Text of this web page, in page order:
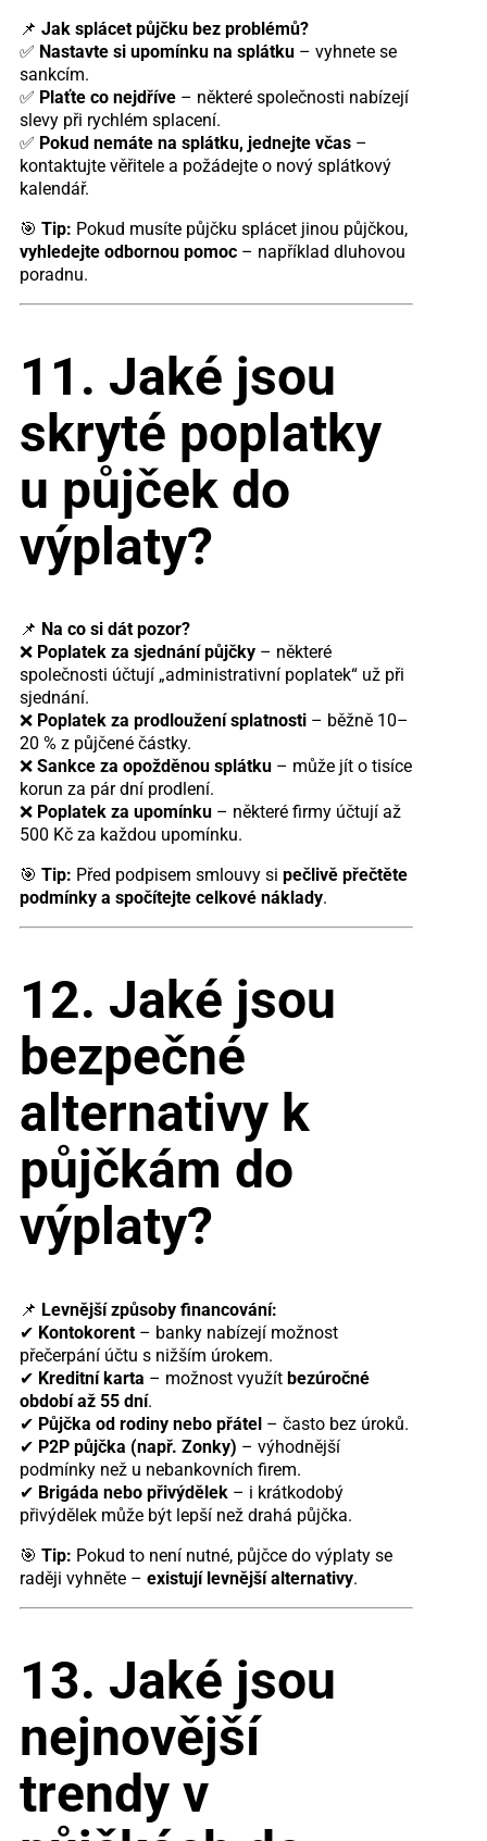
📌 Jak splácet půjčku bez problémů?
✅ Nastavte si upomínku na splátku– vyhnete se
sankcím.
✅ Plaťte co nejdříve– některé společnosti nabízejí
slevy při rychlém splacení.
✅ Pokud nemáte na splátku, jednejte včas–
kontaktujte věřitele a požádejte o nový splátkový
kalendář.
🎯 Tip: Pokud musíte půjčku splácet jinou půjčkou,
vyhledejte odbornou pomoc– například dluhovou
poradnu.
11. Jaké jsou
skryté poplatky
u půjček do
výplaty?
📌 Na co si dát pozor?
❌ Poplatek za sjednání půjčky– některé
společnosti účtují „administrativní poplatek“ už při
sjednání.
❌ Poplatek za prodloužení splatnosti– běžně 10–
20 % z půjčené částky.
❌ Sankce za opožděnou splátku– může jít o tisíce
korun za pár dní prodlení.
❌ Poplatek za upomínku– některé firmy účtují až
500 Kč za každou upomínku.
🎯 Tip: Před podpisem smlouvy si pečlivě přečtěte
podmínky a spočítejte celkové náklady.
12. Jaké jsou
bezpečné
alternativy k
půjčkám do
výplaty?
📌 Levnější způsoby financování:
✔ Kontokorent– banky nabízejí možnost
přečerpání účtu s nižším úrokem.
✔ Kreditní karta – možnost využít bezúročné
období až 55 dní.
✔ Půjčka od rodiny nebo přátel– často bez úroků.
✔ P2P půjčka (např. Zonky) – výhodnější
podmínky než u nebankovních firem.
✔ Brigáda nebo přivýdělek– i krátkodobý
přivýdělek může být lepší než drahá půjčka.
🎯 Tip: Pokud to není nutné, půjčce do výplaty se
raději vyhněte – existují levnější alternativy.
13. Jaké jsou
nejnovější
trendy v